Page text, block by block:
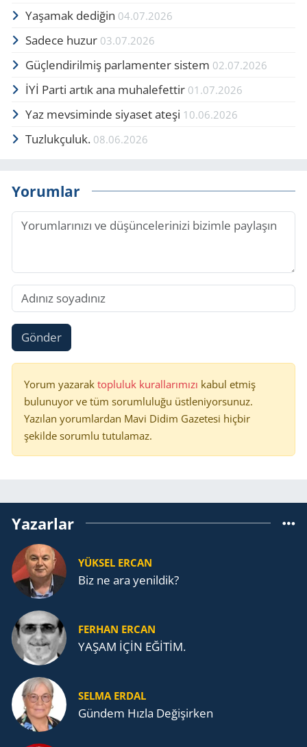
Yaşamak dediğin 04.07.2026
Sadece huzur 03.07.2026
Güçlendirilmiş parlamenter sistem 02.07.2026
İYİ Parti artık ana muhalefettir 01.07.2026
Yaz mevsiminde siyaset ateşi 10.06.2026
Tuzlukçuluk. 08.06.2026
Yorumlar
Gönder
Yorum yazarak topluluk kurallarımızı kabul etmiş
bulunuyor ve tüm sorumluluğu üstleniyorsunuz.
Yazılan yorumlardan Mavi Didim Gazetesi hiçbir
şekilde sorumlu tutulamaz.
Yazarlar
YÜKSEL ERCAN
Biz ne ara yenildik?
FERHAN ERCAN
YAŞAM İÇİN EĞİTİM.
SELMA ERDAL
Gündem Hızla Değişirken